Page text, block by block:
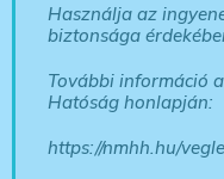
Használja az
biztonsága
További információ
Hatóság honlapján:
https://nmhh.hu/